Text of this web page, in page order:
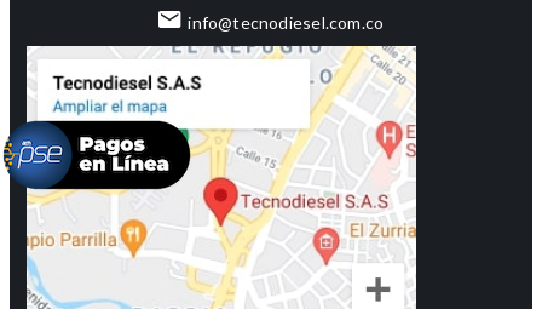
info@tecnodiesel.com.co